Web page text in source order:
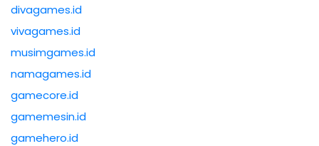
divagames.id
vivagames.id
musimgames.id
namagames.id
gamecore.id
gamemesin.id
gamehero.id